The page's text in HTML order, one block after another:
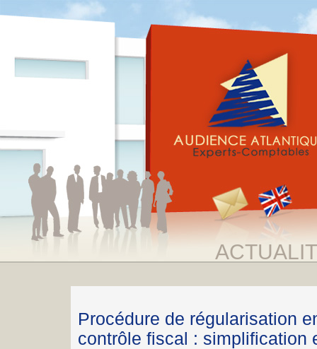
Procédure de régularisation
contrôle fiscal : simplification